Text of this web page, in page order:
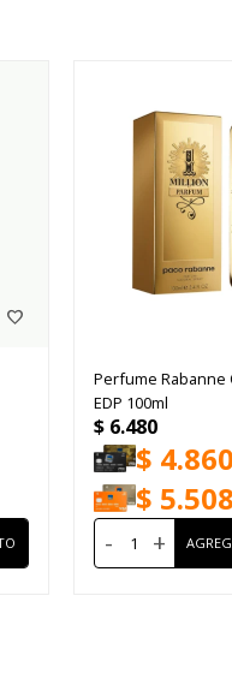
Perfume Rabanne
EDP 100ml
$ 6.480
$ 4.860
$ 5.508
- +